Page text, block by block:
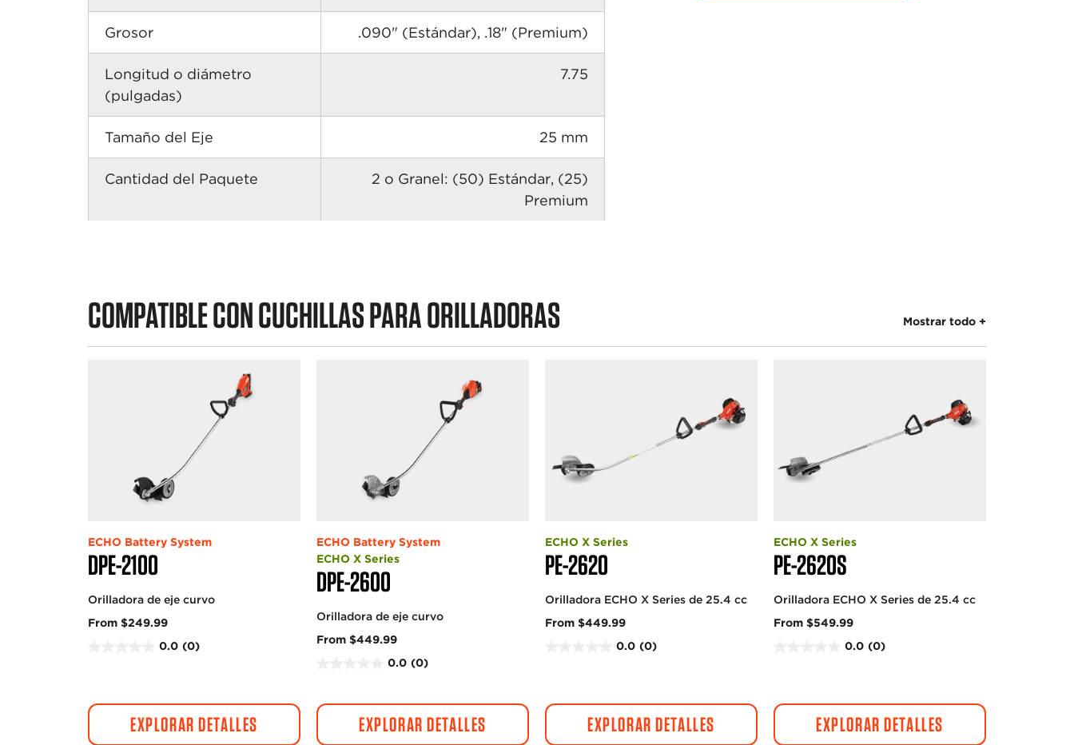
Grosor .090" (Estándar), .18" (Premium)
Longitud o diámetro
(pulgadas)
7.75
Tamaño del Eje 25 mm
Cantidad del Paquete
2 o Granel: (50) Estándar, (25)
Premium
COMPATIBLE CON CUCHILLAS PARA ORILLADORAS Mostrar todo
DPE-2100
ECHO Battery System
Orilladora de eje curvo
From $249.99
0.0 (0)
d
5
EXPLORAR DETALLES
DPE-2600
ECHO Battery System
ECHO X Series
Orilladora de eje curvo
From $449.99
0.0 (0)
0
e
EXPLORAR DETALLES
PE-2620
ECHO X Series
Orilladora ECHO X Series de 25.4 cc
From $449.99
0.0 (0)
d
5
EXPLORAR DETALLES
PE-2620S
ECHO X Series
Orilladora ECHO X Series de 25.4 cc
From $549.99
0.0 (0)
d
5
EXPLORAR DETALLES